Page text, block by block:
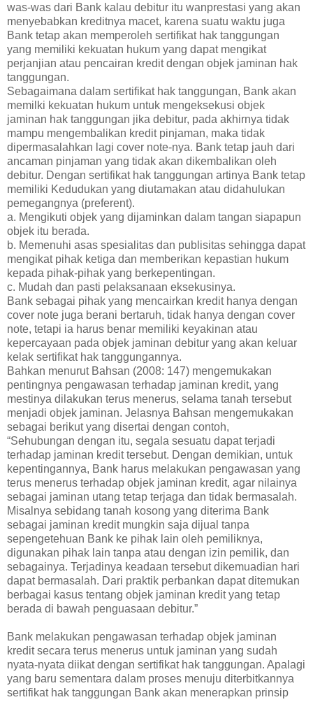
was-was dari Bank kalau debitur itu wanprestasi yang akan
menyebabkan kreditnya macet, karena suatu waktu juga
Bank tetap akan memperoleh sertifikat hak tanggungan
yang memiliki kekuatan hukum yang dapat mengikat
perjanjian atau pencairan kredit dengan objek jaminan hak
tanggungan.
Sebagaimana dalam sertifikat hak tanggungan, Bank akan
memilki kekuatan hukum untuk mengeksekusi objek
jaminan hak tanggungan jika debitur, pada akhirnya tidak
mampu mengembalikan kredit pinjaman, maka tidak
dipermasalahkan lagi cover note-nya. Bank tetap jauh dari
ancaman pinjaman yang tidak akan dikembalikan oleh
debitur. Dengan sertifikat hak tanggungan artinya Bank tetap
memiliki Kedudukan yang diutamakan atau didahulukan
pemegangnya (preferent).
a. Mengikuti objek yang dijaminkan dalam tangan siapapun
objek itu berada.
b. Memenuhi asas spesialitas dan publisitas sehingga dapat
mengikat pihak ketiga dan memberikan kepastian hukum
kepada pihak-pihak yang berkepentingan.
c. Mudah dan pasti pelaksanaan eksekusinya.
Bank sebagai pihak yang mencairkan kredit hanya dengan
cover note juga berani bertaruh, tidak hanya dengan cover
note, tetapi ia harus benar memiliki keyakinan atau
kepercayaan pada objek jaminan debitur yang akan keluar
kelak sertifikat hak tanggungannya.
Bahkan menurut Bahsan (2008: 147) mengemukakan
pentingnya pengawasan terhadap jaminan kredit, yang
mestinya dilakukan terus menerus, selama tanah tersebut
menjadi objek jaminan. Jelasnya Bahsan mengemukakan
sebagai berikut yang disertai dengan contoh,
“Sehubungan dengan itu, segala sesuatu dapat terjadi
terhadap jaminan kredit tersebut. Dengan demikian, untuk
kepentingannya, Bank harus melakukan pengawasan yang
terus menerus terhadap objek jaminan kredit, agar nilainya
sebagai jaminan utang tetap terjaga dan tidak bermasalah.
Misalnya sebidang tanah kosong yang diterima Bank
sebagai jaminan kredit mungkin saja dijual tanpa
sepengetehuan Bank ke pihak lain oleh pemiliknya,
digunakan pihak lain tanpa atau dengan izin pemilik, dan
sebagainya. Terjadinya keadaan tersebut dikemuadian hari
dapat bermasalah. Dari praktik perbankan dapat ditemukan
berbagai kasus tentang objek jaminan kredit yang tetap
berada di bawah penguasaan debitur.”
Bank melakukan pengawasan terhadap objek jaminan
kredit secara terus menerus untuk jaminan yang sudah
nyata-nyata diikat dengan sertifikat hak tanggungan. Apalagi
yang baru sementara dalam proses menuju diterbitkannya
sertifikat hak tanggungan Bank akan menerapkan prinsip